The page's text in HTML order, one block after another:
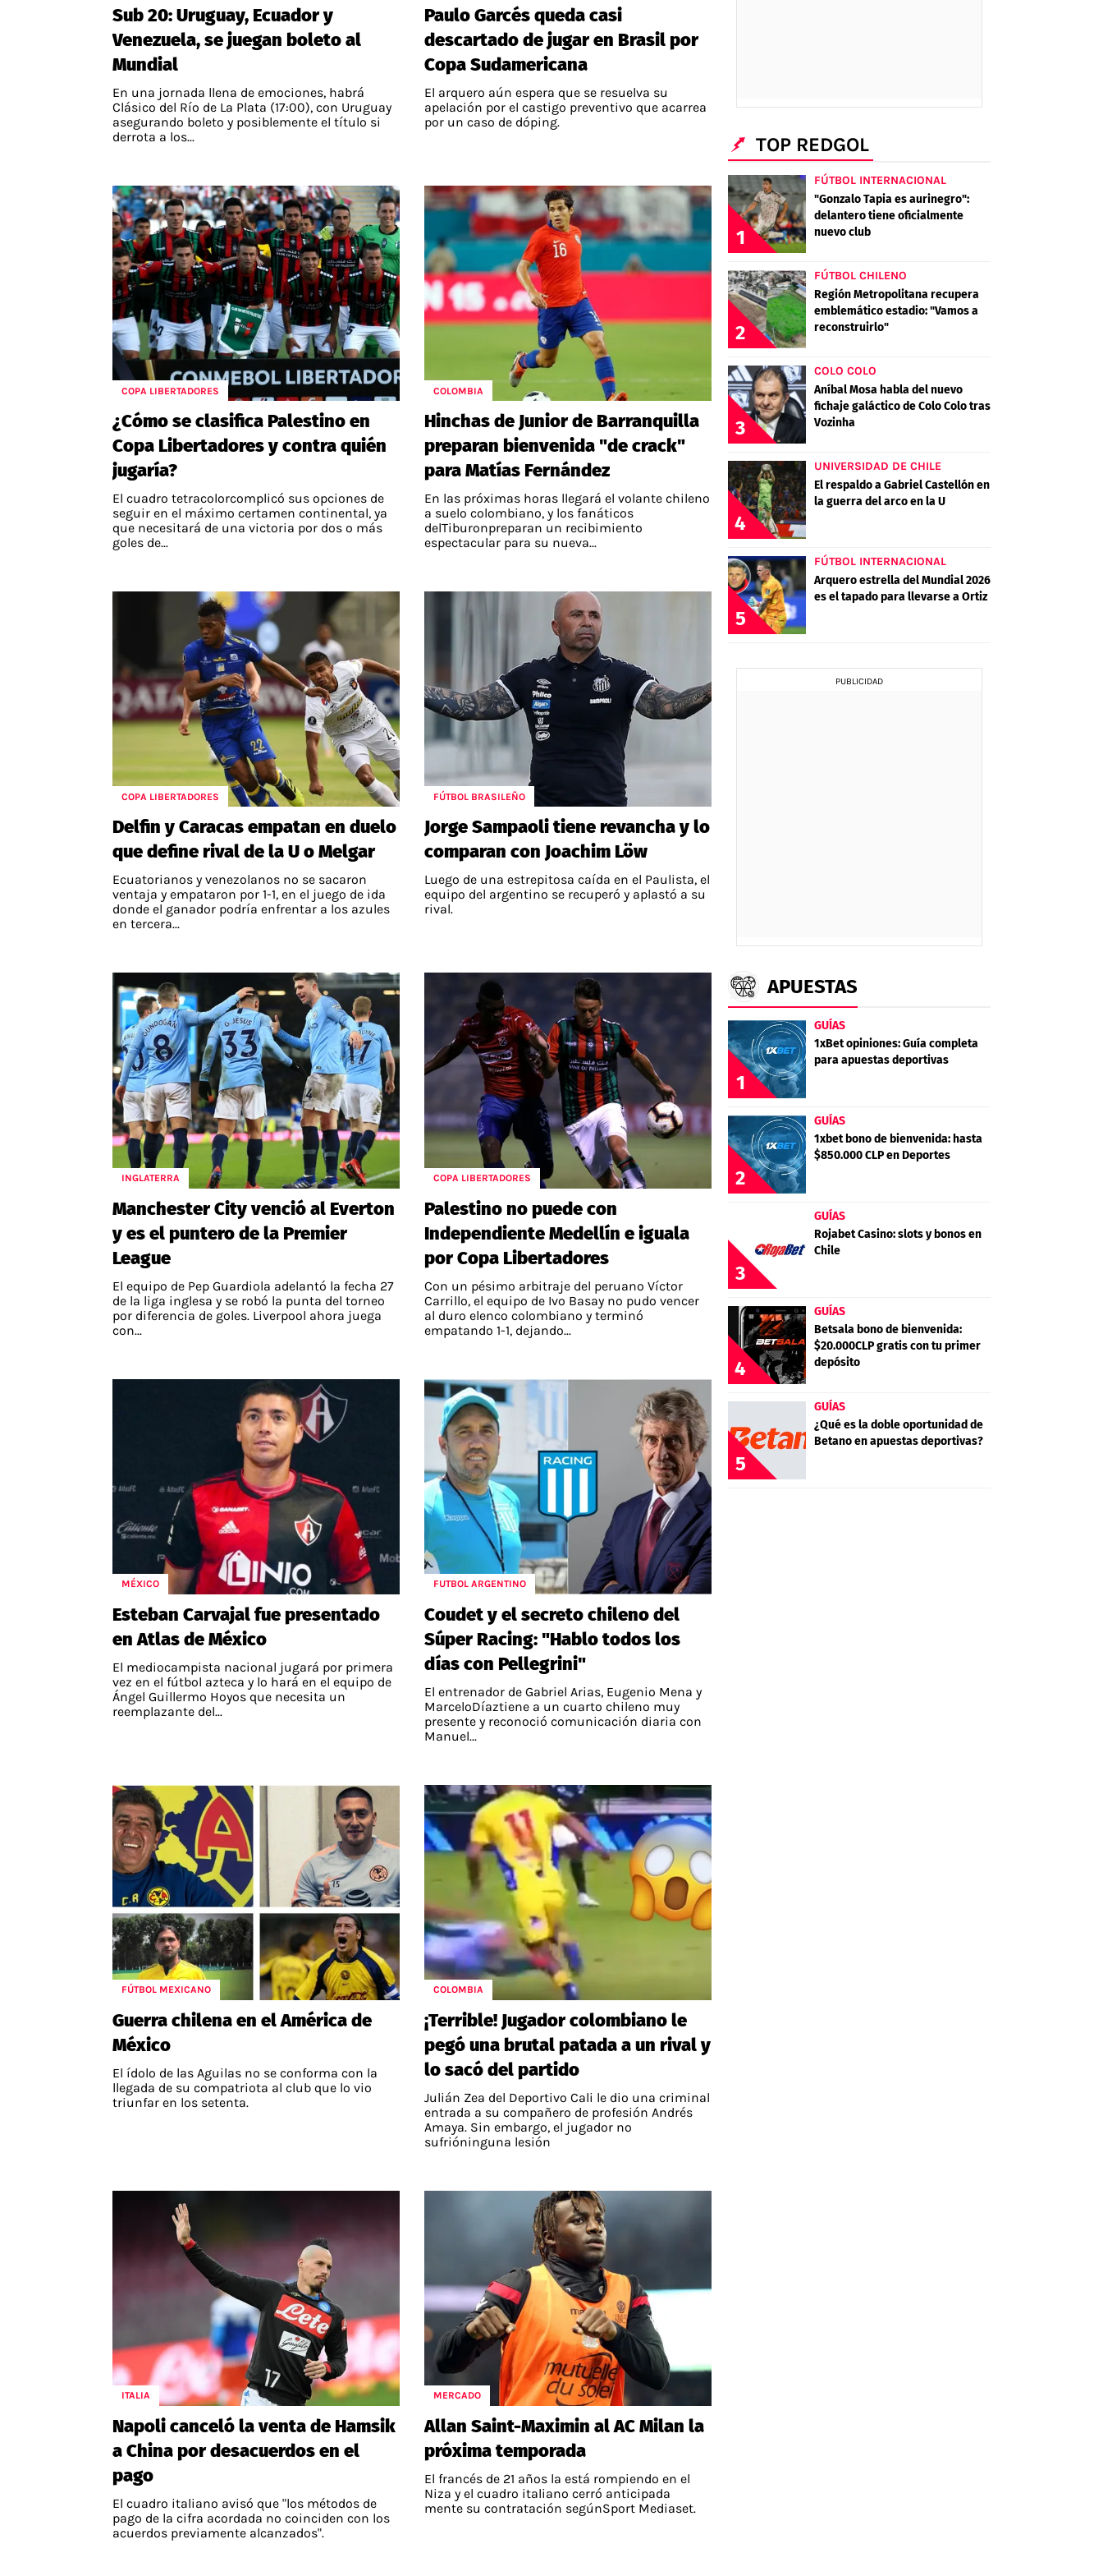
Pronósticos
Sub 20: Uruguay, Ecuador y
Venezuela, se juegan boleto al
Mundial
En una jornada llena de emociones, habrá
Clásico del Río de La Plata (17:00), con Uruguay
asegurando boleto y posiblemente el título si
derrota a los...
Paulo Garcés queda casi
descartado de jugar en Brasil por
Copa Sudamericana
El arquero aún espera que se resuelva su
apelación por el castigo preventivo que acarrea
por un caso de dóping.
COPA LIBERTADORES
¿Cómo se clasifica Palestino en
Copa Libertadores y contra quién
jugaría?
El cuadro tetracolorcomplicó sus opciones de
seguir en el máximo certamen continental, ya
que necesitará de una victoria por dos o más
goles de...
COLOMBIA
Hinchas de Junior de Barranquilla
preparan bienvenida "de crack"
para Matías Fernández
En las próximas horas llegará el volante chileno
a suelo colombiano, y los fanáticos
delTiburonpreparan un recibimiento
espectacular para su nueva...
COPA LIBERTADORES
Delfin y Caracas empatan en duelo
que define rival de la U o Melgar
Ecuatorianos y venezolanos no se sacaron
ventaja y empataron por 1-1, en el juego de ida
donde el ganador podría enfrentar a los azules
en tercera...
FÚTBOL BRASILEÑO
Jorge Sampaoli tiene revancha y lo
comparan con Joachim Löw
Luego de una estrepitosa caída en el Paulista, el
equipo del argentino se recuperó y aplastó a su
rival.
INGLATERRA
Manchester City venció al Everton
y es el puntero de la Premier
League
El equipo de Pep Guardiola adelantó la fecha 27
de la liga inglesa y se robó la punta del torneo
por diferencia de goles. Liverpool ahora juega
con...
COPA LIBERTADORES
Palestino no puede con
Independiente Medellín e iguala
por Copa Libertadores
Con un pésimo arbitraje del peruano Víctor
Carrillo, el equipo de Ivo Basay no pudo vencer
al duro elenco colombiano y terminó
empatando 1-1, dejando...
MÉXICO
Esteban Carvajal fue presentado
en Atlas de México
El mediocampista nacional jugará por primera
vez en el fútbol azteca y lo hará en el equipo de
Ángel Guillermo Hoyos que necesita un
reemplazante del...
FUTBOL ARGENTINO
Coudet y el secreto chileno del
Súper Racing: "Hablo todos los
días con Pellegrini"
El entrenador de Gabriel Arias, Eugenio Mena y
MarceloDíaztiene a un cuarto chileno muy
presente y reconoció comunicación diaria con
Manuel...
FÚTBOL MEXICANO
Guerra chilena en el América de
México
El ídolo de las Aguilas no se conforma con la
llegada de su compatriota al club que lo vio
triunfar en los setenta.
COLOMBIA
¡Terrible! Jugador colombiano le
pegó una brutal patada a un rival y
lo sacó del partido
Julián Zea del Deportivo Cali le dio una criminal
entrada a su compañero de profesión Andrés
Amaya. Sin embargo, el jugador no
sufrióninguna lesión
ITALIA
Napoli canceló la venta de Hamsik
a China por desacuerdos en el
pago
El cuadro italiano avisó que "los métodos de
pago de la cifra acordada no coinciden con los
acuerdos previamente alcanzados".
MERCADO
Allan Saint-Maximin al AC Milan la
próxima temporada
El francés de 21 años la está rompiendo en el
Niza y el cuadro italiano cerró anticipada
mente su contratación segúnSport Mediaset.
TOP REDGOL
1
FÚTBOL INTERNACIONAL
"Gonzalo Tapia es aurinegro":
delantero tiene oficialmente
nuevo club
2
FÚTBOL CHILENO
Región Metropolitana recupera
emblemático estadio: "Vamos a
reconstruirlo"
3
COLO COLO
Aníbal Mosa habla del nuevo
fichaje galáctico de Colo Colo tras
Vozinha
4
UNIVERSIDAD DE CHILE
El respaldo a Gabriel Castellón en
la guerra del arco en la U
5
FÚTBOL INTERNACIONAL
Arquero estrella del Mundial 2026
es el tapado para llevarse a Ortiz
APUESTAS
1
GUÍAS
1xBet opiniones: Guía completa
para apuestas deportivas
2
GUÍAS
1xbet bono de bienvenida: hasta
$850.000 CLP en Deportes
3
GUÍAS
Rojabet Casino: slots y bonos en
Chile
4
GUÍAS
Betsala bono de bienvenida:
$20.000CLP gratis con tu primer
depósito
5
GUÍAS
¿Qué es la doble oportunidad de
Betano en apuestas deportivas?